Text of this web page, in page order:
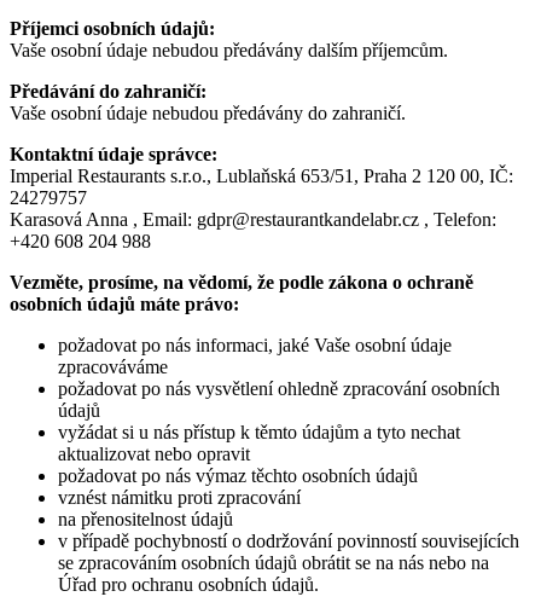
Příjemci osobních údajů:
Vaše osobní údaje nebudou předávány dalším příjemcům.
Předávání do zahraničí:
Vaše osobní údaje nebudou předávány do zahraničí.
Kontaktní údaje správce:
Imperial Restaurants s.r.o., Lublaňská 653/51, Praha 2 120 00, IČ:
24279757
Karasová Anna , Email: gdpr@restaurantkandelabr.cz , Telefon:
+420 608 204 988
Vezměte, prosíme, na vědomí, že podle zákona o ochraně
osobních údajů máte právo:
požadovat po nás informaci, jaké Vaše osobní údaje
zpracováváme
požadovat po nás vysvětlení ohledně zpracování osobních
údajů
vyžádat si u nás přístup k těmto údajům a tyto nechat
aktualizovat nebo opravit
požadovat po nás výmaz těchto osobních údajů
vznést námitku proti zpracování
na přenositelnost údajů
v případě pochybností o dodržování povinností souvisejících
se zpracováním osobních údajů obrátit se na nás nebo na
Úřad pro ochranu osobních údajů.